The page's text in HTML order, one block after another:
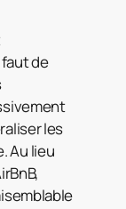
de
les
Au lieu